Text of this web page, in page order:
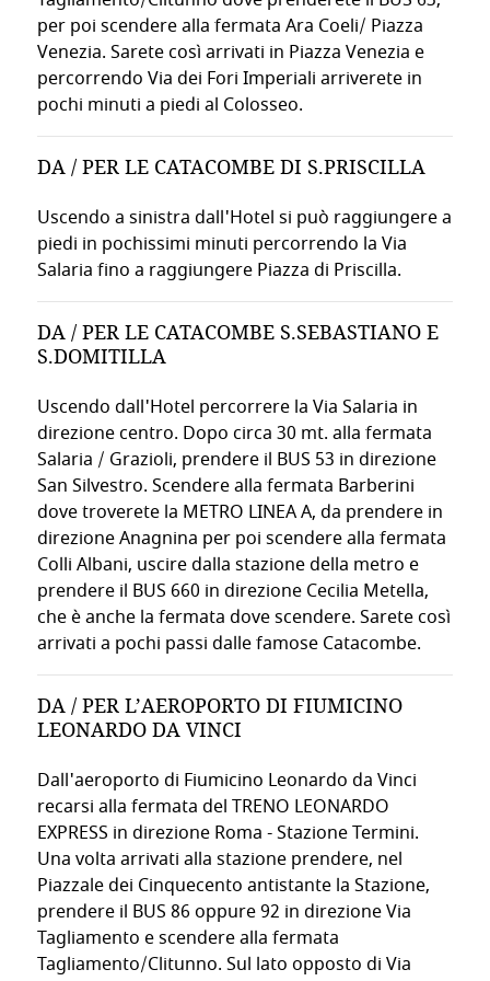
Il nostro team multilingue è sempre disponibile per
NOLEGGIO BICICLETTE
Biciclette gratuite per esplorare Villa Borghese e i parchi
BIBLIOTECA
Sala lettura con selezione di libri e giornali internazionali,
PARCHEGGIO
PET FRIENDLY
Animali Benvenuti
Accettiamo animali di piccola taglia. Comunicatelo in fase
ECO-FRIENDLY
Politiche sostenibili per ridurre l'impatto ambientale e
ALTRI SERVIZI
Servizio lavanderia e stireria
Transfer aeroportuale (su prenotazione)
Deposito bagagli
Servizio sveglia
Cambio valuta
Assistenza per prenotazione taxi
GIARDINO PRIVATO E TERRAZZA
per poi scendere alla fermata Ara Coeli/ Piazza
Venezia. Sarete così arrivati in Piazza Venezia e
percorrendo Via dei Fori Imperiali arriverete in
pochi minuti a piedi al Colosseo.
DA / PER LE CATACOMBE DI S.PRISCILLA
Uscendo a sinistra dall'Hotel si può raggiungere a
piedi in pochissimi minuti percorrendo la Via
Salaria fino a raggiungere Piazza di Priscilla.
DA / PER LE CATACOMBE S.SEBASTIANO E
S.DOMITILLA
Uscendo dall'Hotel percorrere la Via Salaria in
direzione centro. Dopo circa 30 mt. alla fermata
Salaria / Grazioli, prendere il BUS 53 in direzione
San Silvestro. Scendere alla fermata Barberini
dove troverete la METRO LINEA A, da prendere in
direzione Anagnina per poi scendere alla fermata
Colli Albani, uscire dalla stazione della metro e
prendere il BUS 660 in direzione Cecilia Metella,
che è anche la fermata dove scendere. Sarete così
arrivati a pochi passi dalle famose Catacombe.
DA / PER L’AEROPORTO DI FIUMICINO
LEONARDO DA VINCI
Dall'aeroporto di Fiumicino Leonardo da Vinci
recarsi alla fermata del TRENO LEONARDO
EXPRESS in direzione Roma - Stazione Termini.
Una volta arrivati alla stazione prendere, nel
Piazzale dei Cinquecento antistante la Stazione,
prendere il BUS 86 oppure 92 in direzione Via
Tagliamento e scendere alla fermata
Tagliamento/Clitunno. Sul lato opposto di Via